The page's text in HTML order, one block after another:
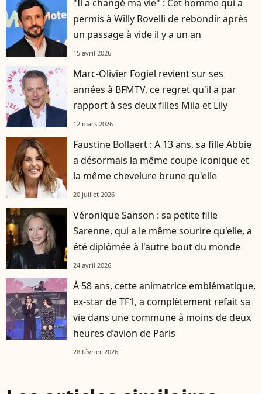
"Il a changé ma vie" : Cet homme qui a
permis à Willy Rovelli de rebondir après
un passage à vide il y a un an
15 avril 2026
Marc-Olivier Fogiel revient sur ses
années à BFMTV, ce regret qu'il a par
rapport à ses deux filles Mila et Lily
12 mars 2026
Faustine Bollaert : A 13 ans, sa fille Abbie
a désormais la même coupe iconique et
la même chevelure brune qu'elle
20 juillet 2026
Véronique Sanson : sa petite fille
Sarenne, qui a le même sourire qu'elle, a
été diplômée à l'autre bout du monde
24 avril 2026
À 58 ans, cette animatrice emblématique,
ex-star de TF1, a complètement refait sa
vie dans une commune à moins de deux
heures d’avion de Paris
28 février 2026